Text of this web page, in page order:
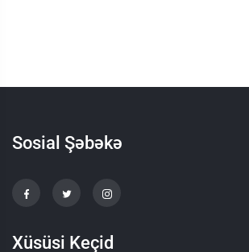
Sosial Şəbəkə
Xüsüsi Keçid